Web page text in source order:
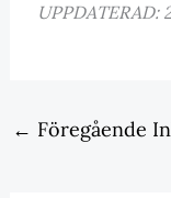
UPPDATERAD:
← Föregående